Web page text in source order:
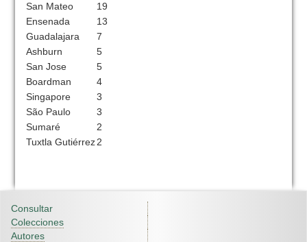
San Mateo
19
Ensenada
13
Guadalajara
7
Ashburn
5
San Jose
5
Boardman
4
Singapore
3
São Paulo
3
Sumaré
2
Tuxtla Gutiérrez2
Consultar
Colecciones
Autores